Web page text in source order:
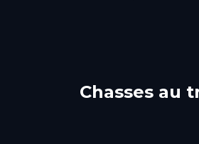
Chasses au